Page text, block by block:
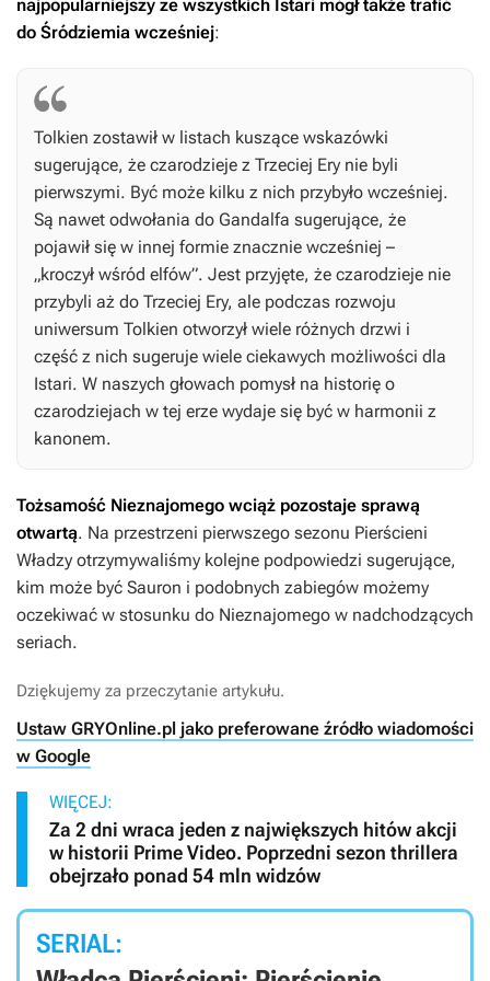
najpopularniejszy ze wszystkich Istari mógł także trafić
do Śródziemia wcześniej:
Tolkien zostawił w listach kuszące wskazówki
sugerujące, że czarodzieje z Trzeciej Ery nie byli
pierwszymi. Być może kilku z nich przybyło wcześniej.
Są nawet odwołania do Gandalfa sugerujące, że
pojawił się w innej formie znacznie wcześniej –
„kroczył wśród elfów”. Jest przyjęte, że czarodzieje nie
przybyli aż do Trzeciej Ery, ale podczas rozwoju
uniwersum Tolkien otworzył wiele różnych drzwi i
część z nich sugeruje wiele ciekawych możliwości dla
Istari. W naszych głowach pomysł na historię o
czarodziejach w tej erze wydaje się być w harmonii z
kanonem.
Tożsamość Nieznajomego wciąż pozostaje sprawą
otwartą. Na przestrzeni pierwszego sezonu Pierścieni
Władzy otrzymywaliśmy kolejne podpowiedzi sugerujące,
kim może być Sauron i podobnych zabiegów możemy
oczekiwać w stosunku do Nieznajomego w nadchodzących
seriach.
Dziękujemy za przeczytanie artykułu.
Ustaw GRYOnline.pl jako preferowane źródło wiadomości
w Google
WIĘCEJ:
Za 2 dni wraca jeden z największych hitów akcji
w historii Prime Video. Poprzedni sezon thrillera
obejrzało ponad 54 mln widzów
SERIAL: